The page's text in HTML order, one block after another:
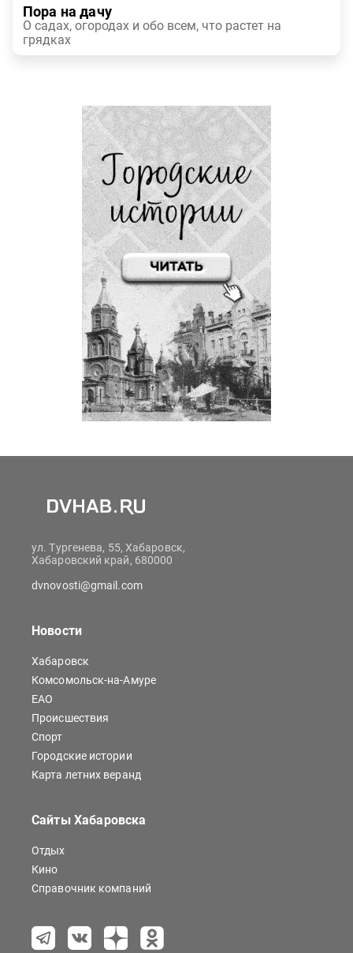
Пора на дачу
О садах, огородах и обо всем, что растет на
грядках
ул. Тургенева, 55, Хабаровск,
Хабаровский край, 680000
dvnovosti@gmail.com
Новости
Хабаровск
Комсомольск-на-Амуре
ЕАО
Происшествия
Спорт
Городские истории
Карта летних веранд
Сайты Хабаровска
Отдых
Кино
Справочник компаний